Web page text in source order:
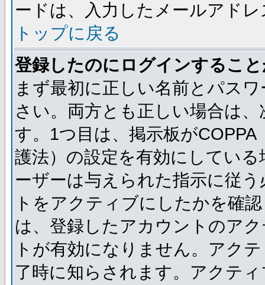
ードは、入力したメールアド
トップに戻る
登録したのにログインするこ
まず最初に正しい名前とパス
さい。両方とも正しい場合は
す。1つ目は、掲示板が
護法）の設定を有効にしてい
ーザーは与えられた指示に従
トをアクティブにしたかを確
は、登録したアカウントのア
トが有効になりません。アク
了時に知らされます。アクテ